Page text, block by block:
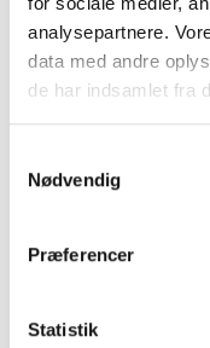
analysepartnere.
data med andre
de har indsamlet fra
Nødvendig
Præferencer
Statistik
Andre